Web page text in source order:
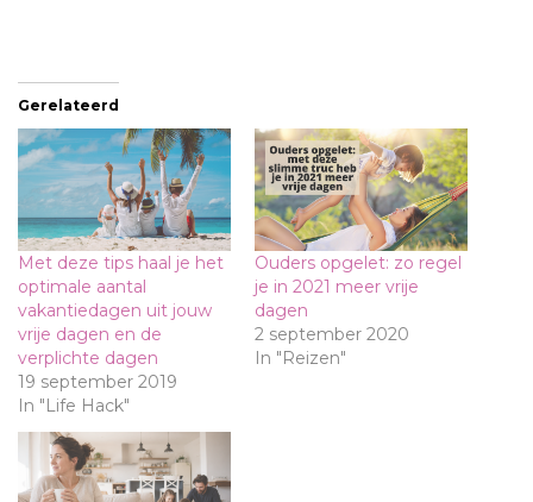
Gerelateerd
Met deze tips haal je het
optimale aantal
vakantiedagen uit jouw
vrije dagen en de
verplichte dagen
19 september 2019
In "Life Hack"
Ouders opgelet: zo regel
je in 2021 meer vrije
dagen
2 september 2020
In "Reizen"